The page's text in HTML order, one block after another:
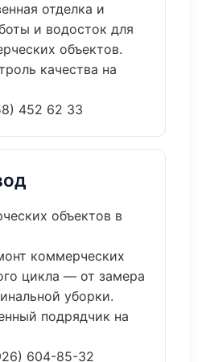
отделка и
и водосток для
объектов.
качества на
452 62 33
объектов в
коммерческих
цикла — от замера
уборки.
подрядчик на
604-85-32